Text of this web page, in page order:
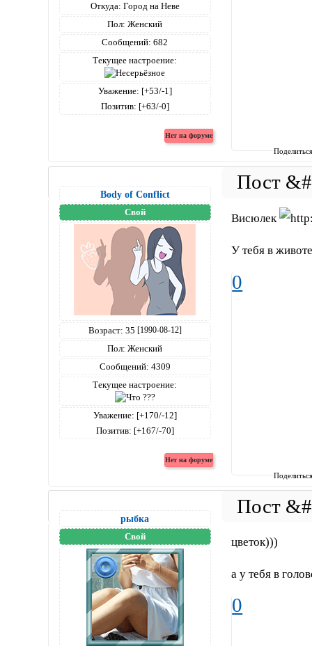
Откуда: Город на Неве
Пол: Женский
Сообщений: 682
Текущее настроение:
Уважение: [+53/-1]
Позитив: [+63/-0]
Body of Conflict
Свой
Возраст: 35 [1990-08-12]
Пол: Женский
Сообщений: 4309
Текущее настроение:
Уважение: [+170/-12]
Позитив: [+167/-70]
Висюлек
У тебя в
0
рыбка
Свой цветок)))
а у тебя в
0